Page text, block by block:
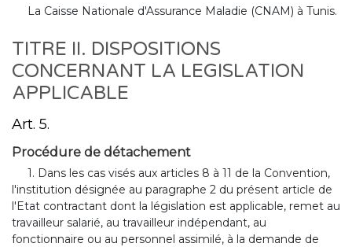
La Caisse Nationale d'Assurance Maladie (CNAM) à Tunis.
TITRE II. DISPOSITIONS
CONCERNANT LA LEGISLATION
APPLICABLE
Art. 5.
Procédure de détachement
1. Dans les cas visés aux articles 8 à 11 de la Convention,
l'institution désignée au paragraphe 2 du présent article de
l'Etat contractant dont la législation est applicable, remet au
travailleur salarié, au travailleur indépendant, au
fonctionnaire ou au personnel assimilé, à la demande de